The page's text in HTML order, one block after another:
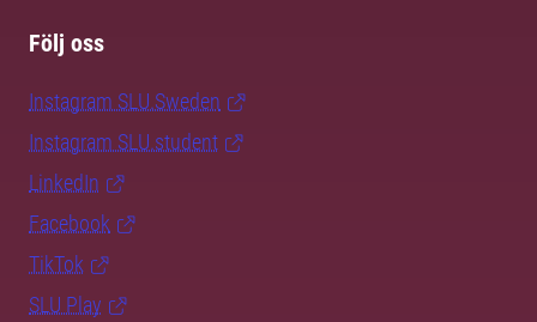
Följ oss
Instagram SLU.Sweden
Instagram SLU.student
LinkedIn
Facebook
TikTok
SLU Play